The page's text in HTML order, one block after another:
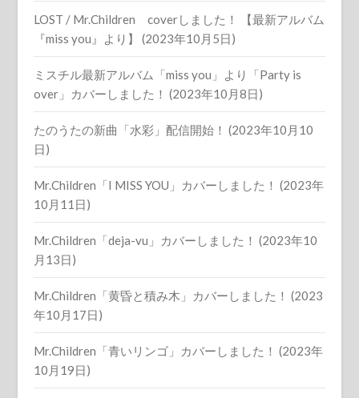
LOST / Mr.Children coverしました！ 【最新アルバム
『miss you』より】 (2023年10月5日)
ミスチル最新アルバム「miss you」より「Party is
over」カバーしました！ (2023年10月8日)
たのうたの新曲「水彩」配信開始！ (2023年10月10
日)
Mr.Children「I MISS YOU」カバーしました！ (2023年
10月11日)
Mr.Children「deja-vu」カバーしました！ (2023年10
月13日)
Mr.Children「黄昏と積み木」カバーしました！ (2023
年10月17日)
Mr.Children「青いリンゴ」カバーしました！ (2023年
10月19日)